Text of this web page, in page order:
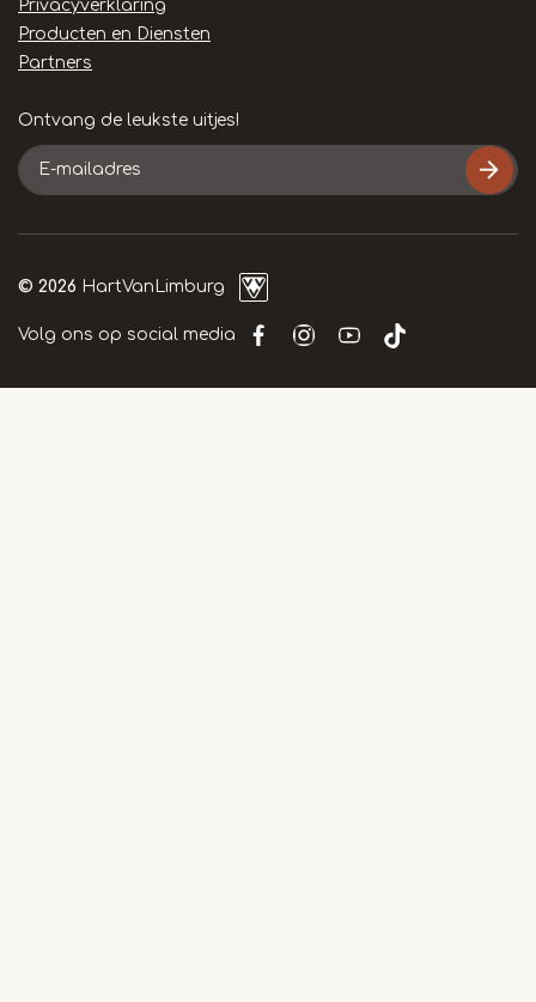
Privacyverklaring
Producten en Diensten
Partners
Ontvang de leukste uitjes!
E-
mailadres
© 2026 HartVanLimburg
Volg ons op social media